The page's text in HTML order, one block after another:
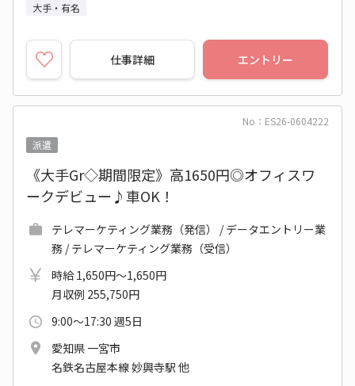
大手・有名
仕事詳細 エントリー
No：ES26-0604222
派遣
《大手Gr◇期間限定》高1650円◎オフィスワ
ークデビュー♪車OK！
テレマーケティング業務（発信） / データエントリー業
務 / テレマーケティング業務（受信）
時給 1,650円～1,650円
月収例 255,750円
9:00～17:30 週5日
愛知県 一宮市
名鉄名古屋本線 妙興寺駅 他